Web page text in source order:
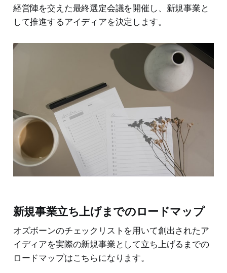
経営陣を交えた最終選定会議を開催し、新規事業と
して推進するアイディアを決定します。
新規事業立ち上げまでのロードマップ
オズボーンのチェックリストを用いて創出されたア
イディアを実際の新規事業として立ち上げるまでの
ロードマップはこちらになります。